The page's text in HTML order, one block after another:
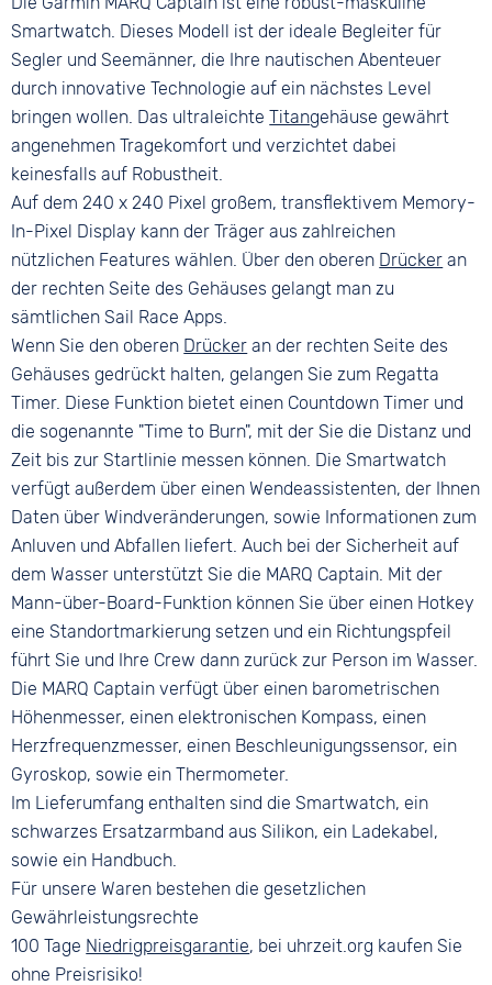
watchOS
Kabel
Sensoren
Beschleunigung
Barometer
GPS
Altimeter
Pulsmesser
Thermometer
Kompass
Touch Display
Ja
Anwendungsart
Fitness/Cardiotraining
Radfahren
Wandern
Laufen
Speicher erweiterbar
Farbe
Silber
Bandschließe
Dornschließe
Smartwatch. Dieses Modell ist der ideale Begleiter für
Segler und Seemänner, die Ihre nautischen Abenteuer
durch innovative Technologie auf ein nächstes Level
bringen wollen. Das ultraleichteTitangehäuse gewährt
angenehmen Tragekomfort und verzichtet dabei
keinesfalls auf Robustheit.
Auf dem 240 x 240 Pixel großem, transflektivem Memory-
In-Pixel Display kann der Träger aus zahlreichen
nützlichen Features wählen. Über den oberen Drücker an
der rechten Seite des Gehäuses gelangt man zu
sämtlichen Sail Race Apps.
Wenn Sie den oberen Drücker an der rechten Seite des
Gehäuses gedrückt halten, gelangen Sie zum Regatta
Timer. Diese Funktion bietet einen Countdown Timer und
die sogenannte "Time to Burn", mit der Sie die Distanz und
Zeit bis zur Startlinie messen können. Die Smartwatch
verfügt außerdem über einen Wendeassistenten, der Ihnen
Daten über Windveränderungen, sowie Informationen zum
Anluven und Abfallen liefert. Auch bei der Sicherheit auf
dem Wasser unterstützt Sie die MARQ Captain. Mit der
Mann-über-Board-Funktion können Sie über einen Hotkey
eine Standortmarkierung setzen und ein Richtungspfeil
führt Sie und Ihre Crew dann zurück zur Person im Wasser.
Die MARQ Captain verfügt über einen barometrischen
Höhenmesser, einen elektronischen Kompass, einen
Herzfrequenzmesser, einen Beschleunigungssensor, ein
Gyroskop, sowie ein Thermometer.
Im Lieferumfang enthalten sind die Smartwatch, ein
schwarzes Ersatzarmband aus Silikon, ein Ladekabel,
sowie ein Handbuch.
Für unsere Waren bestehen die gesetzlichen
Gewährleistungsrechte
100 Tage Niedrigpreisgarantie, bei uhrzeit.org kaufen Sie
ohne Preisrisiko!